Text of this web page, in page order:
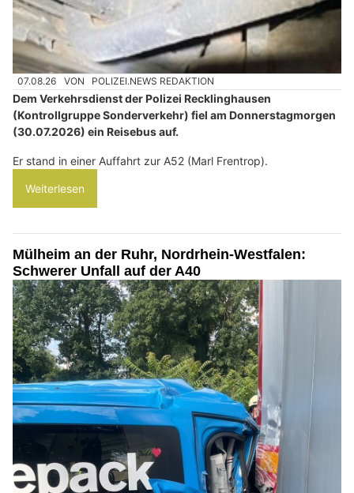
07.08.26 VON POLIZEI.NEWS REDAKTION
Dem Verkehrsdienst der Polizei Recklinghausen
(Kontrollgruppe Sonderverkehr) fiel am Donnerstagmorgen
(30.07.2026) ein Reisebus auf.
Er stand in einer Auffahrt zur A52 (Marl Frentrop).
Weiterlesen
Mülheim an der Ruhr, Nordrhein-Westfalen:
Schwerer Unfall auf der A40